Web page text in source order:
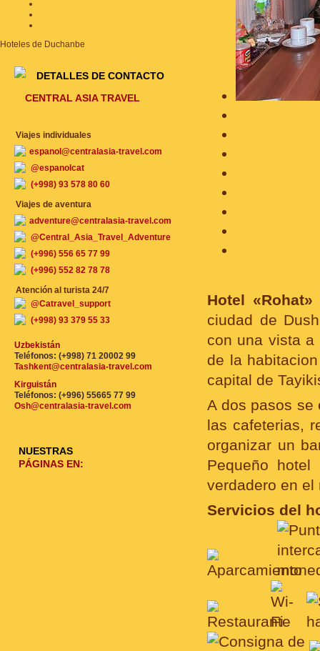
Hotel «Rohat»
ciudad de
con una vista a
de la
capital de
A dos pasos se
las cafeterias,
organizar un
Pequeño
verdadero en
Servicios del
Hoteles de Duchanbe
DETALLES DE CONTACTO
CENTRAL ASIA TRAVEL
Viajes individuales
espanol@centralasia-travel.com
@espanolcat
(+998) 93 578 80 60
Viajes de aventura
adventure@centralasia-travel.com
@Central_Asia_Travel_Adventure
(+996) 556 65 77 99
(+996) 552 82 78 78
Atención al turista 24/7
@Catravel_support
(+998) 93 379 55 33
Uzbekistán
Teléfonos: (+998) 71 20002 99
Tashkent@centralasia-travel.com
Kirguistán
Teléfonos: (+996) 55665 77 99
Osh@centralasia-travel.com
NUESTRAS
PÁGINAS EN: